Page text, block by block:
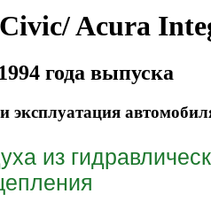
Acura
года выпуска
эксплуатация
из